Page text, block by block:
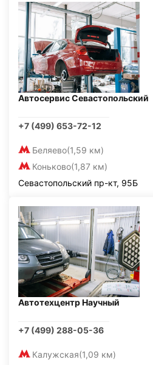
Автосервис Севастопольский
+7 (499) 653-72-12
Беляево(1,59 км)
Коньково(1,87 км)
Севастопольский пр-кт, 95Б
Автотехцентр Научный
+7 (499) 288-05-36
Калужская(1,09 км)